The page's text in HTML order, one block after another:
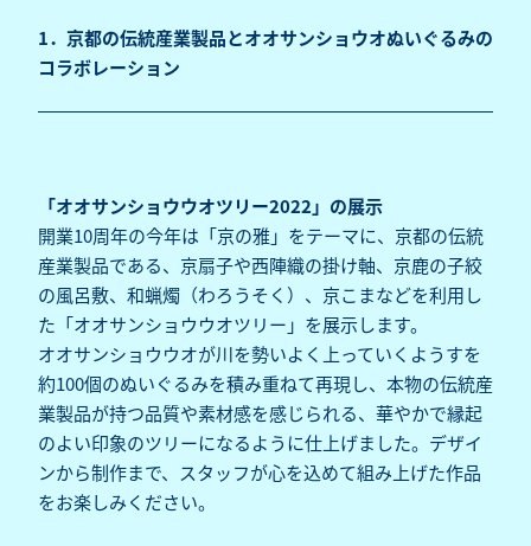
1．京都の伝統産業製品とオオサンショウオぬいぐるみの
コラボレーション
「オオサンショウウオツリー2022」の展示
開業10周年の今年は「京の雅」をテーマに、京都の伝統
産業製品である、京扇子や西陣織の掛け軸、京鹿の子絞
の風呂敷、和蝋燭（わろうそく）、京こまなどを利用し
た「オオサンショウウオツリー」を展示します。
オオサンショウウオが川を勢いよく上っていくようすを
約100個のぬいぐるみを積み重ねて再現し、本物の伝統産
業製品が持つ品質や素材感を感じられる、華やかで縁起
のよい印象のツリーになるように仕上げました。デザイ
ンから制作まで、スタッフが心を込めて組み上げた作品
をお楽しみください。